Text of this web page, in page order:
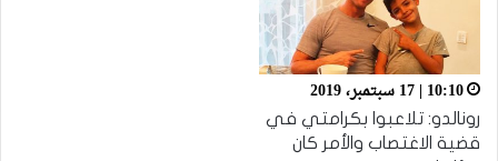
10:10 | 17 سبتمبر، 2019
رونالدو: تلاعبوا بكرامتي في
قضية الاغتصاب والأمر كان